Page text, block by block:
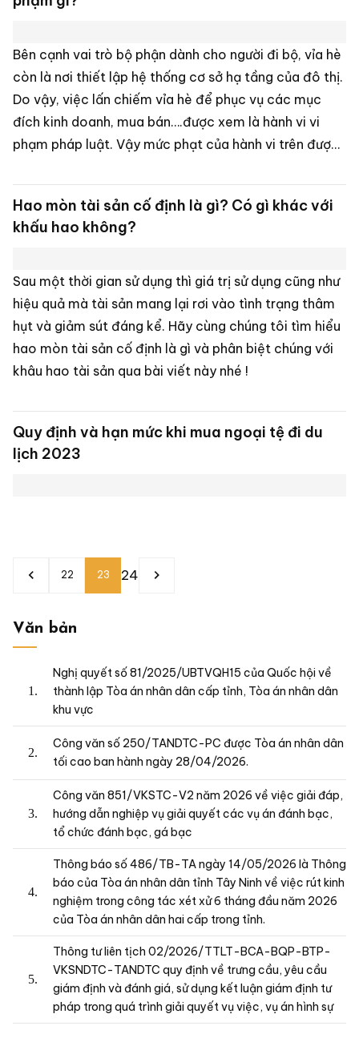
định của pháp luật?
cùng xem bài viết chi tiết của chúng tôi.
[2023] Lấn chiếm vỉa hè lòng đường là vi
phạm gì?
Bên cạnh vai trò bộ phận dành cho người đi bộ, vỉa hè
còn là nơi thiết lập hệ thống cơ sở hạ tầng của đô thị.
Do vậy, việc lấn chiếm vỉa hè để phục vụ các mục
đích kinh doanh, mua bán….được xem là hành vi vi
phạm pháp luật. Vậy mức phạt của hành vi trên được